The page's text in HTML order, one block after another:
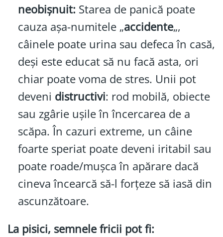
neobișnuit: Starea de panică poate
cauza așa-numitele „accidente„,
câinele poate urina sau defeca în casă,
deși este educat să nu facă asta, ori
chiar poate voma de stres. Unii pot
deveni distructivi: rod mobilă, obiecte
sau zgârie ușile în încercarea de a
scăpa. În cazuri extreme, un câine
foarte speriat poate deveni iritabil sau
poate roade/muşca în apărare dacă
cineva încearcă să-l forțeze să iasă din
ascunzătoare.
La pisici, semnele fricii pot fi: